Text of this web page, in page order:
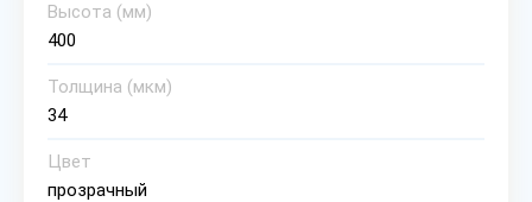
Высота (мм)
400
Толщина (мкм)
34
Цвет
прозрачный